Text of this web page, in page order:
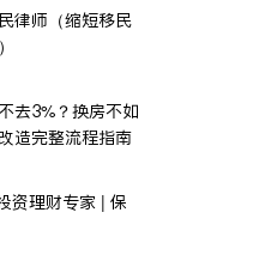
律师（缩短移民
去3%？换房不如
造完整流程指南
资理财专家 | 保